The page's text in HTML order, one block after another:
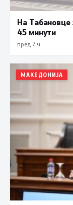
На Табановце
45 минути
пред 7 ч.
МАКЕДОНИЈА